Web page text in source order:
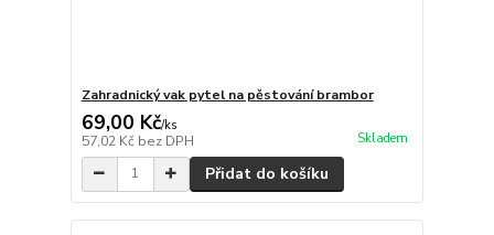
Zahradnický vak pytel na pěstování brambor
69,00 Kč/ks
57,02 Kč bez DPH Skladem
Přidat do košíku